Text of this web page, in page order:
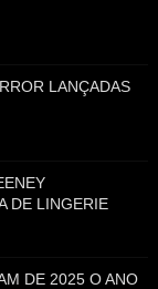
LANÇADAS
DE LINGERIE
DE 2025 O ANO